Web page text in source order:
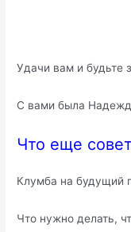
Удачи вам и будьте
С вами была
Что еще
Клумба на будущий
Что нужно делать,